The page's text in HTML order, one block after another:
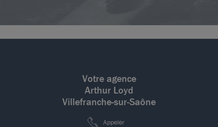
Votre agence
Arthur Loyd
Villefranche-sur-Saône
Appeler